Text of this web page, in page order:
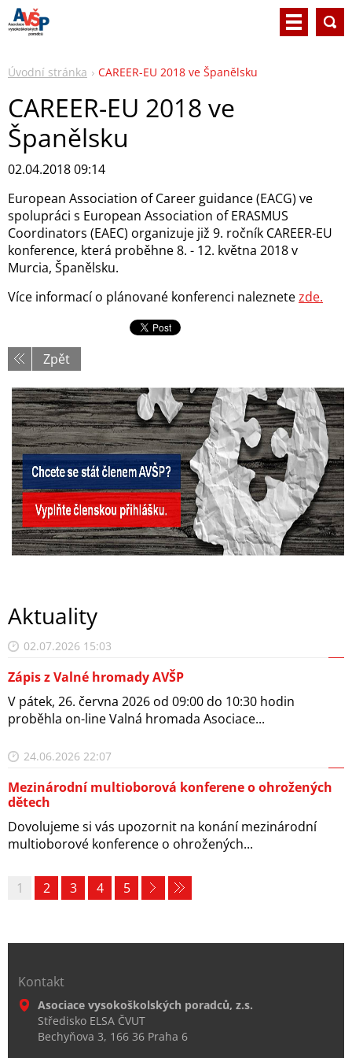
Úvodní stránka CAREER-EU 2018 ve Španělsku
CAREER-EU 2018 ve
Španělsku
02.04.2018 09:14
European Association of Career guidance (EACG) ve
spolupráci s European Association of ERASMUS
Coordinators (EAEC) organizuje již 9. ročník CAREER-EU
konference, která proběhne 8. - 12. května 2018 v
Murcia, Španělsku.
Více informací o plánované konferenci naleznetezde.
Zpět
Aktuality
02.07.2026 15:03
Zápis z Valné hromady AVŠP
V pátek, 26. června 2026 od 09:00 do 10:30 hodin
proběhla on-line Valná hromada Asociace...
24.06.2026 22:07
Mezinárodní multioborová konferene o ohrožených
dětech
Dovolujeme si vás upozornit na konání mezinárodní
multioborové konference o ohrožených...
1 2 3 4 5
Kontakt
Asociace vysokoškolských poradců, z.s.
Středisko ELSA ČVUT
Bechyňova 3, 166 36 Praha 6